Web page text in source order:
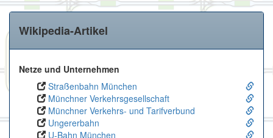
Wikipedia-Artikel
Netze und Unternehmen
Straßenbahn München
Münchner Verkehrsgesellschaft
Münchner Verkehrs- und Tarifverbund
Ungererbahn
U-Bahn München